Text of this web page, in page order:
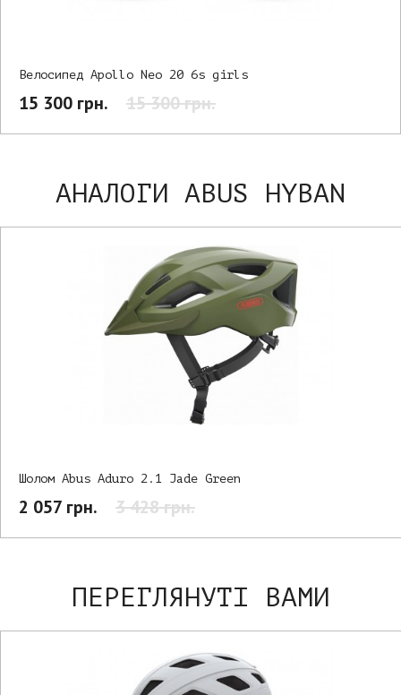
Велосипед Apollo Neo 20 6s girls
15 300 грн. 15 300 грн.
АНАЛОГИ ABUS HYBAN
Шолом Abus Aduro 2.1 Jade Green
2 057 грн. 3 428 грн.
ПЕРЕГЛЯНУТІ ВАМИ